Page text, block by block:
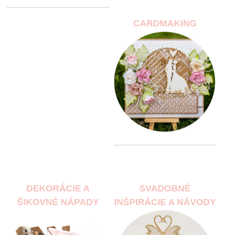
CARDMAKING
DEKORÁCIE A
ŠIKOVNÉ NÁPADY
SVADOBNÉ
INŠPIRÁCIE A NÁVODY